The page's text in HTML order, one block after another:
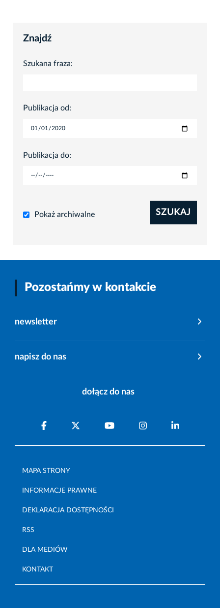
Znajdź
Szukana fraza:
Publikacja od:
Publikacja do:
Pokaż archiwalne SZUKAJ
Pozostańmy w kontakcie
newsletter
napisz do nas
dołącz do nas
MAPA STRONY
INFORMACJE PRAWNE
DEKLARACJA DOSTĘPNOŚCI
RSS
DLA MEDIÓW
KONTAKT